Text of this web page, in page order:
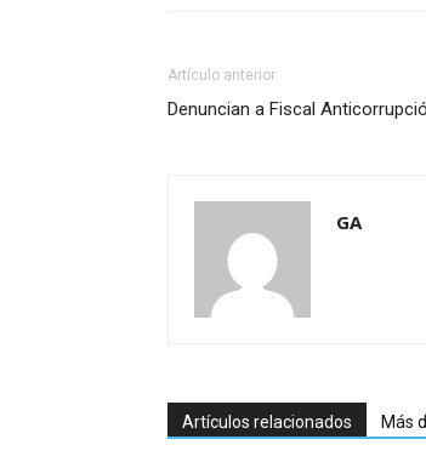
Artículo anterior
Denuncian a Fiscal
GA
Artículos relacionados Más